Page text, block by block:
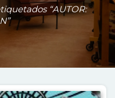
“AUTOR: